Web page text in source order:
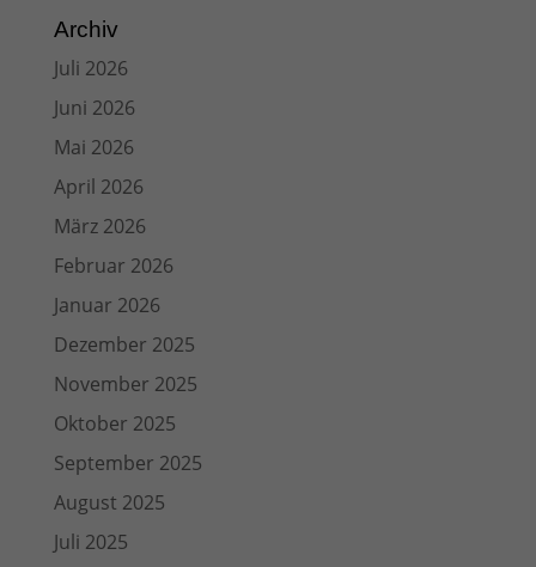
Archiv
Juli 2026
Juni 2026
Mai 2026
April 2026
März 2026
Februar 2026
Januar 2026
Dezember 2025
November 2025
Oktober 2025
September 2025
August 2025
Juli 2025